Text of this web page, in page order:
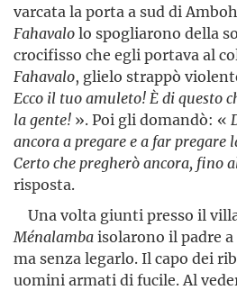
varcata la porta a sud di
Fahavalolo spogliarono della
crocifisso che egli portava al
Fahavalo, glielo strappò
Ecco il tuo amuleto! È di questo
la gente! ». Poi gli domandò: «
ancora a pregare e a far pregare
Certo che pregherò ancora, fino
risposta.
Una volta giunti presso il
Ménalambaisolarono il padre
ma senza legarlo. Il capo dei
uomini armati di fucile. Al